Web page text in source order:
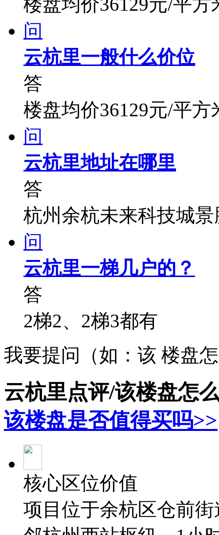
楼盘均价36129元/平
问
云杭里一般什么价位
答
楼盘均价36129元/平
问
云杭里地址在哪里
答
杭州余杭未来科技城
问
云杭里一梯几户的？
答
2梯2、2梯3都有
我要提问（如：该 楼盘
云杭里点评/该楼盘怎
该楼盘是否值得买吗>>
核心区位价值
项目位于余杭区仓前